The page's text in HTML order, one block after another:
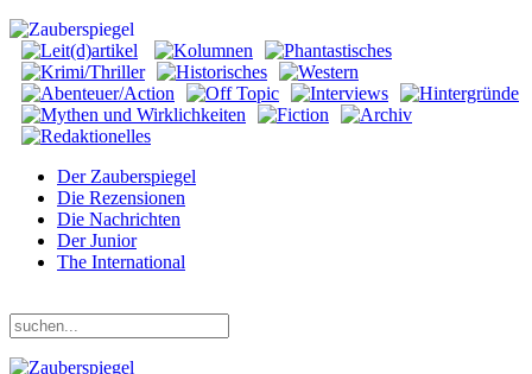
Der Zauberspiegel
Die Rezensionen
Die Nachrichten
Der Junior
The International